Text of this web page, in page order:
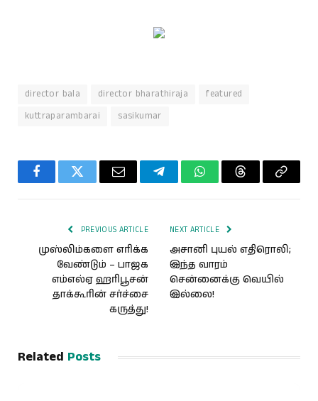
director bala director bharathiraja
featured
kuttraparambarai
sasikumar
FacebookTwitter Email TelegramWhatsAppThreadsCopy
PREVIOUS ARTICLE
முஸ்லிம்களை எரிக்க
வேண்டும் – பாஜக
எம்எல்ஏ ஹரிபூசன்
தாக்கூரின் சர்ச்சை
கருத்து!
NEXT ARTICLE
அசானி புயல் எதிரொலி;
இந்த வாரம்
சென்னைக்கு வெயில்
இல்லை!
Related Posts